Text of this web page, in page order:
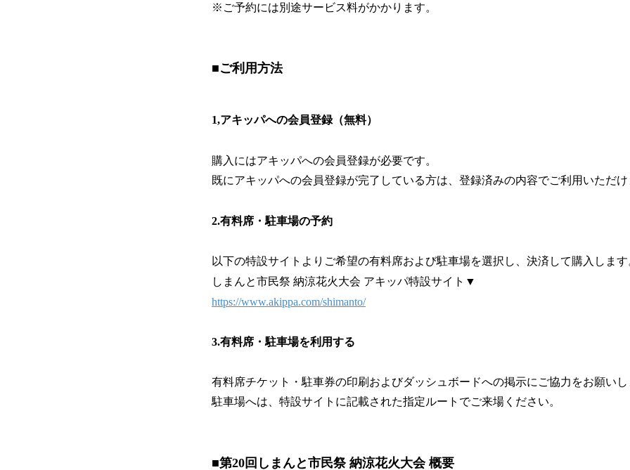
※ご予約には別途サービス料がかかります。
■ご利用方法
1,アキッパへの会員登録（無料）
購入にはアキッパへの会員登録が必要です。
既にアキッパへの会員登録が完了している方は、登録済みの内容でご利用いただけ
2.有料席・駐車場の予約
以下の特設サイトよりご希望の有料席および駐車場を選択し、決済して購入します
しまんと市民祭 納涼花火大会 アキッパ特設サイト▼
https://www.akippa.com/shimanto/
3.有料席・駐車場を利用する
有料席チケット・駐車券の印刷およびダッシュボードへの掲示にご協力をお願いし
駐車場へは、特設サイトに記載された指定ルートでご来場ください。
■​​第20回しまんと市民祭 納涼花火大会 概要